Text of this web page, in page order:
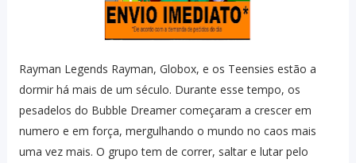
Rayman Legends Rayman, Globox, e os Teensies estão a
dormir há mais de um século. Durante esse tempo, os
pesadelos do Bubble Dreamer começaram a crescer em
numero e em força, mergulhando o mundo no caos mais
uma vez mais. O grupo tem de correr, saltar e lutar pelo